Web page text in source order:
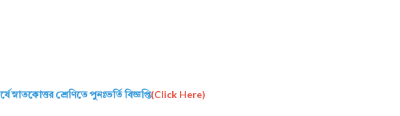
স্নাতকোত্তর শ্রেণিতে পুনঃভর্তি বিজ্ঞপ্তি(Click Here)